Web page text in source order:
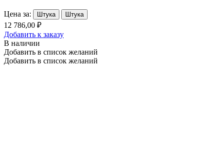
Цена за: Штука Штука
12 786,00 ₽
Добавить к заказу
В наличии
Добавить в список желаний
Добавить в список желаний